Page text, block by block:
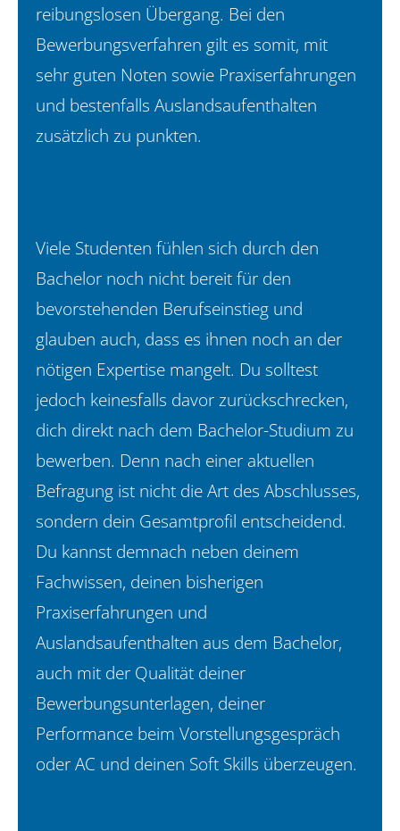
reibungslosen Übergang. Bei den
Bewerbungsverfahren gilt es somit, mit
sehr guten Noten sowie Praxiserfahrungen
und bestenfalls Auslandsaufenthalten
zusätzlich zu punkten.
Viele Studenten fühlen sich durch den
Bachelor noch nicht bereit für den
bevorstehenden Berufseinstieg und
glauben auch, dass es ihnen noch an der
nötigen Expertise mangelt. Du solltest
jedoch keinesfalls davor zurückschrecken,
dich direkt nach dem Bachelor-Studium zu
bewerben. Denn nach einer aktuellen
Befragung ist nicht die Art des Abschlusses,
sondern dein Gesamtprofil entscheidend.
Du kannst demnach neben deinem
Fachwissen, deinen bisherigen
Praxiserfahrungen und
Auslandsaufenthalten aus dem Bachelor,
auch mit der Qualität deiner
Bewerbungsunterlagen, deiner
Performance beim Vorstellungsgespräch
oder AC und deinen Soft Skills überzeugen.